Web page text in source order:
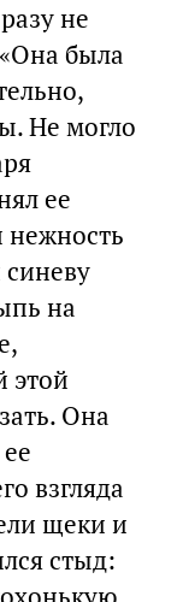
не
была
Не могло
ее
нежность
синеву
на
этой
Она
взгляда
щеки и
стыд: